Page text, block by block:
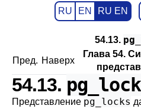
RU EN RU EN
54.13.
Пред. Наверх
Глава 54.
54.13.
Представление pg_locks